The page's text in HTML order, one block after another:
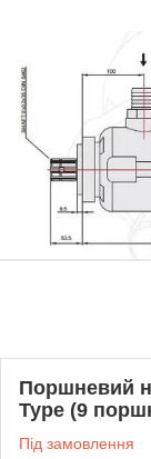
Поршневий
Type (9
Під замовлення